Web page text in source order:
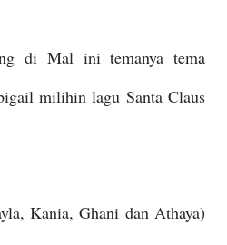
di Mal ini temanya tema
milihin lagu Santa Claus
Kania, Ghani dan Athaya)